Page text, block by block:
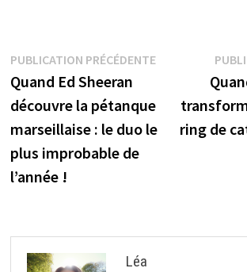
Navigation
de
l’article
PUBLICATION PRÉCÉDENTEPublication
précédente :
Quand Ed Sheeran
découvre la pétanque
marseillaise : le duo le
plus improbable de
l’année !
ring de
Léa